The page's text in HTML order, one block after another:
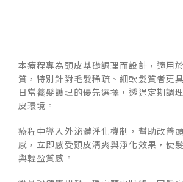
本療程專為頭皮基礎調理而設計，適用
質，特別針對毛髮稀疏、細軟髮質者更
日常養髮護理的優先選擇，透過定期調
皮環境。
療程中導入外泌體淨化機制，幫助改善
感，立即感受頭皮清爽與淨化效果，使
與輕盈質感。